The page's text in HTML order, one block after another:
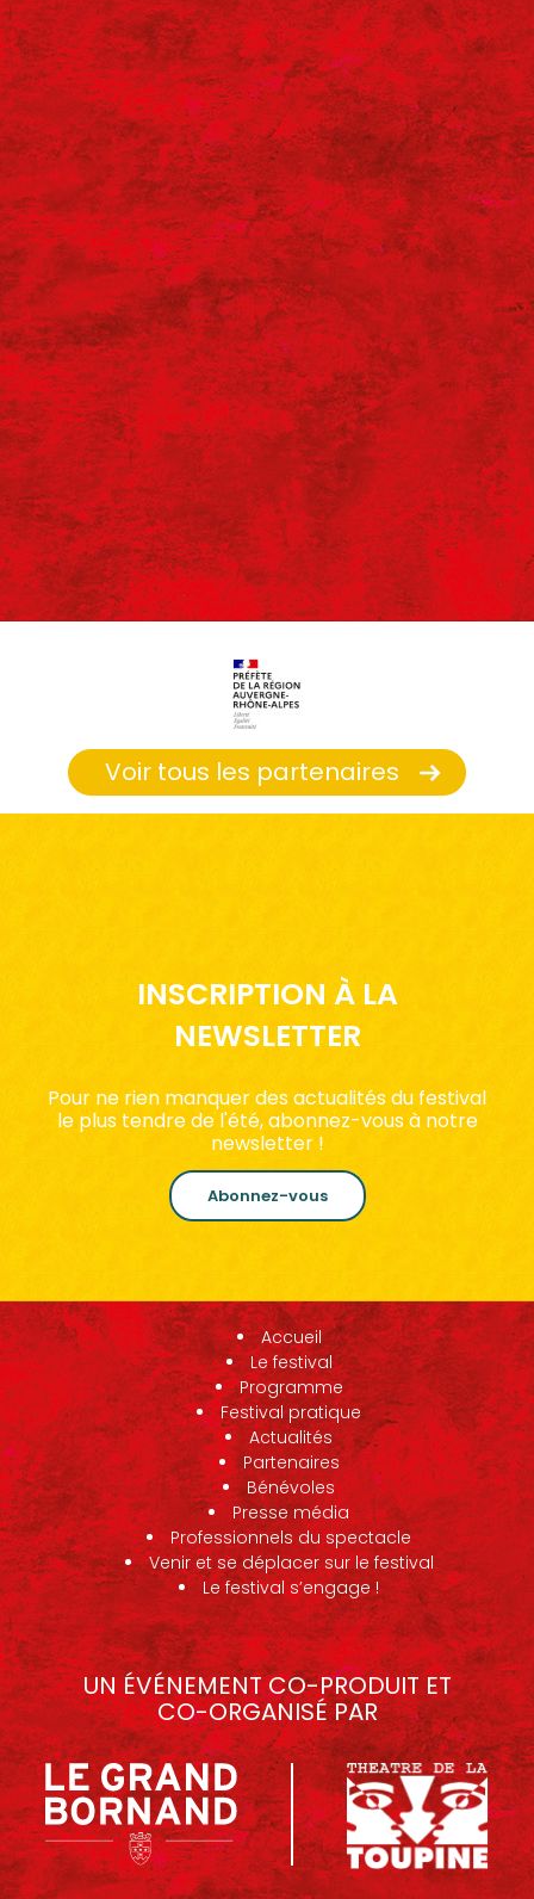
Voir tous les partenaires
INSCRIPTION À LA
NEWSLETTER
Pour ne rien manquer des actualités du festival
le plus tendre de l'été, abonnez-vous à notre
newsletter !
Abonnez-vous
Accueil
Le festival
Programme
Festival pratique
Actualités
Partenaires
Bénévoles
Presse média
Professionnels du spectacle
Venir et se déplacer sur le festival
Le festival s’engage !
UN ÉVÉNEMENT CO-PRODUIT ET
CO-ORGANISÉ PAR